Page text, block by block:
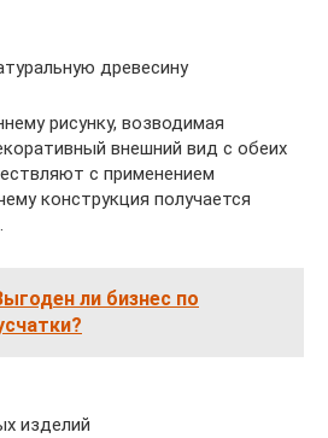
древесину
рисунку, возводимая
внешний вид с обеих
с применением
конструкция получается
ли бизнес по
изделий